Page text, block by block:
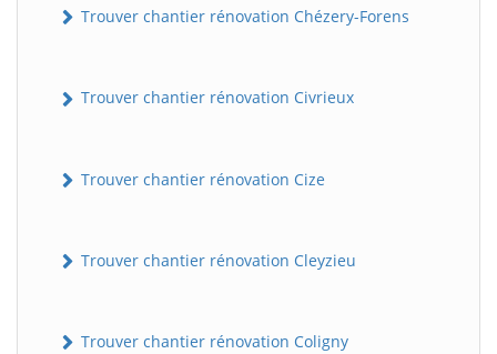
Trouver chantier rénovation Chézery-Forens
Trouver chantier rénovation Civrieux
Trouver chantier rénovation Cize
Trouver chantier rénovation Cleyzieu
Trouver chantier rénovation Coligny